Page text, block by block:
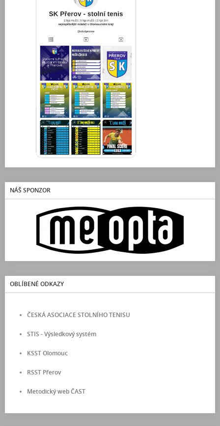
NÁŠ SPONZOR
OBLÍBENÉ ODKAZY
ČESKÁ ASOCIACE STOLNÍHO TENISU
STIS - Výsledkový systém
KSST Olomouc
RSST Přerov
Metodický web ČAST